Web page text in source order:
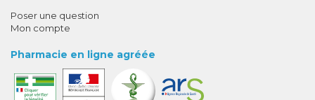
Poser une question
Mon compte
Pharmacie en ligne agréée